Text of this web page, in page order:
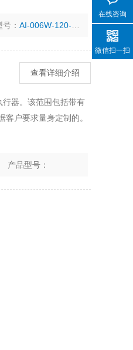
： AI-006W-120-SC
查看详细介绍
器。该范围包括带有
户要求量身定制的。
产品型号：
在线咨询
微信扫一扫